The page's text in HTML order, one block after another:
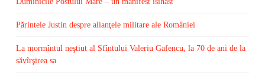
Părintele Justin despre alianţele militare ale României
La mormîntul neştiut al Sfîntului Valeriu Gafencu, la 70 de ani de la
săvîrşirea sa